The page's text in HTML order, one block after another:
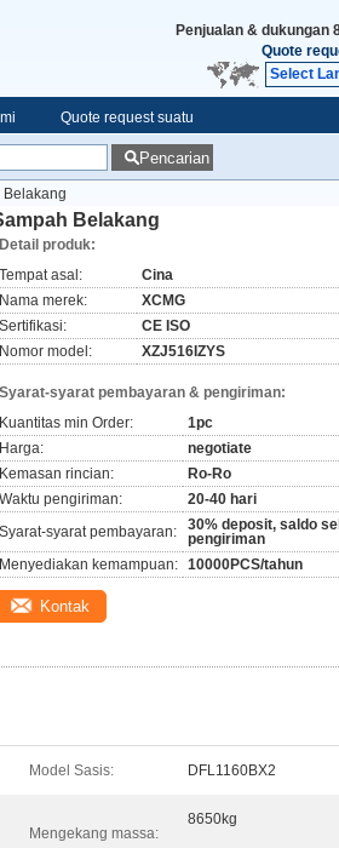
Penjualan & dukungan
Quote
Select
Quote request suatu
Pencarian
Belakang
Belakang
Detail produk:
Tempat asal:
Cina
Nama merek:
XCMG
Sertifikasi:
CE ISO
Nomor model:
XZJ516IZYS
Syarat-syarat pembayaran & pengiriman:
Kuantitas min Order:
1pc
Harga:
negotiate
Kemasan rincian:
Ro-Ro
Waktu pengiriman:
20-40 hari
Syarat-syarat pembayaran:
30% deposit, saldo
pengiriman
Menyediakan kemampuan: 10000PCS/tahun
Kontak
Model Sasis: DFL1160BX2
Mengekang massa:
8650kg